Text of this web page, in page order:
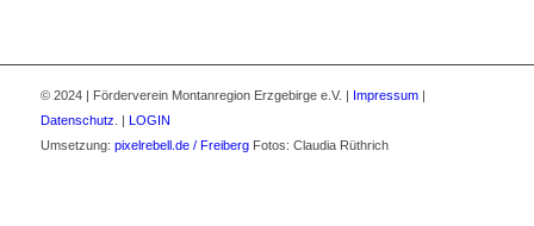
© 2024 | Förderverein Montanregion Erzgebirge e.V. | Impressum|
Datenschutz . | LOGIN
Umsetzung: pixelrebell.de / FreibergFotos: Claudia Rüthrich